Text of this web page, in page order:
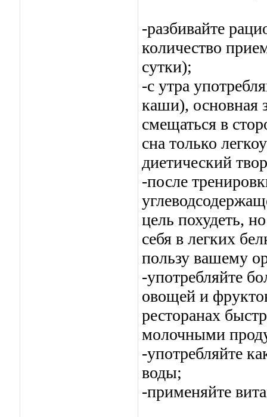
-разбивайте
количество
сутки);
-с утра
каши), основная
смещаться в
сна только
диетический
-после
цель похудеть,
себя в легких
пользу вашему
-употребляйте
овощей и
ресторанах
молочными
-употребляйте
воды;
-применяйте